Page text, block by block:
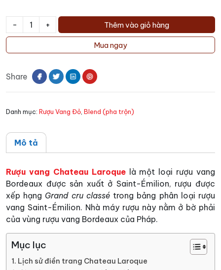
-
Rượu
Chateau
số
+ Thêm vào giỏ hàng
Mua ngay
Share
Danh mục: Rượu Vang Đỏ, Blend (pha trộn)
Mô tả
Rượu vang Chateau Laroquelà một loại rượu vang
Bordeaux được sản xuất ở Saint-Émilion, rượu được
xếp hạng Grand cru classétrong bảng phân loại rượu
vang Saint-Émilion. Nhà máy rượu này nằm ở bờ phải
của vùng rượu vang Bordeaux của Pháp.
Mục lục
Lịch sử điền trang Chateau Laroque